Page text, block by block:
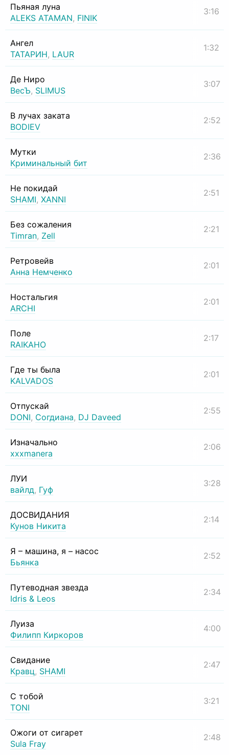
Пьяная луна
ALEKS ATAMAN, FINIK
3:16
Ангел
ТАТАРИН, LAUR
1:32
Де Ниро
ВесЪ, SLIMUS
3:07
В лучах заката
BODIEV
2:52
Мутки
Криминальный бит
2:36
Не покидай
SHAMI, XANNI
2:51
Без сожаления
Timran, Zell
2:21
Ретровейв
Анна Немченко
2:01
Ностальгия
ARCHI
2:01
Поле
RAIKAHO
2:17
Где ты была
KALVADOS
2:01
Отпускай
DONI, Согдиана, DJ Daveed
2:55
Изначально
xxxmanera
2:06
ЛУИ
вайлд, Гуф
3:28
ДОСВИДАНИЯ
Кунов Никита
2:14
Я – машина, я – насос
Бьянка
2:52
Путеводная звезда
Idris & Leos
2:34
Луиза
Филипп Киркоров
4:00
Свидание
Кравц, SHAMI
2:47
С тобой
TONI
3:21
Ожоги от сигарет
Sula Fray
2:48